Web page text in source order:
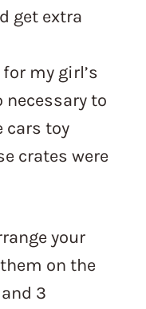
get extra
for my girl’s
necessary to
cars toy
crates were
your
on the
3